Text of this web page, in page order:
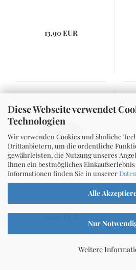
Diese Webseite verwendet
Technologien
Wir verwenden Cookies und ähnliche
Drittanbietern, um die ordentliche
gewährleisten, die Nutzung unseres
Ihnen ein bestmögliches
Informationen finden Sie in unserer
Alle
Nur
Weitere
13,90 EUR
Tablett "Nelia" schlamm